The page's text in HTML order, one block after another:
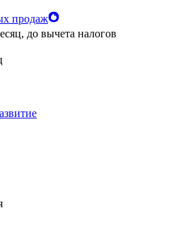
продаж
до вычета налогов